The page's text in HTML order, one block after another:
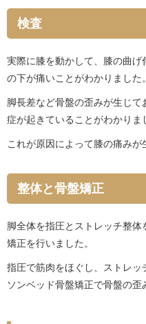
検査
実際に膝を動かして、膝の曲げ
の下が痛いことがわかりました。
脚長差など骨盤の歪みが生じ
症が起きていることがわかりま
これが原因によって膝の痛みが
整体と骨盤矯正
脚全体を指圧とストレッチ整
矯正を行いました。
指圧で筋肉をほぐし、ストレ
ソンベッド骨盤矯正で骨盤の歪